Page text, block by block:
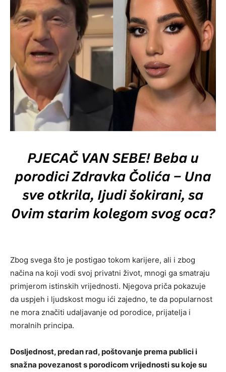
Zbog svega što je postigao tokom karijere, ali i zbog
načina na koji vodi svoj privatni život, mnogi ga smatraju
primjerom istinskih vrijednosti. Njegova priča pokazuje
da uspjeh i ljudskost mogu ići zajedno, te da popularnost
ne mora značiti udaljavanje od porodice, prijatelja i
moralnih principa.
Dosljednost, predan rad, poštovanje prema publici i
snažna povezanost s porodicom vrijednosti su koje su